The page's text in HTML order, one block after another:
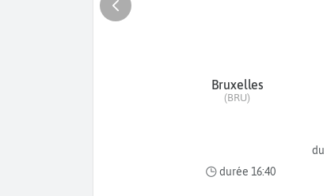
Bruxelles
(BRU)
du
durée 16:40